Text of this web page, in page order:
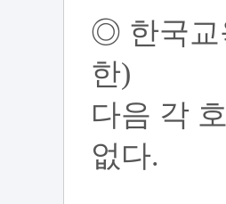
◎ 한국교
한)
다음 각
없다.